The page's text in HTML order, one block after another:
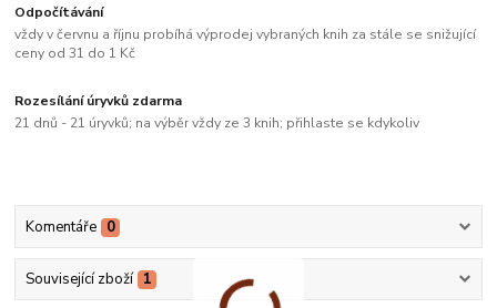
Odpočítávání
vždy v červnu a říjnu probíhá výprodej vybraných knih za stále se snižující
ceny od 31 do 1 Kč
Rozesílání úryvků zdarma
21 dnů - 21 úryvků; na výběr vždy ze 3 knih; přihlaste se kdykoliv
Komentáře 0
Související zboží 1